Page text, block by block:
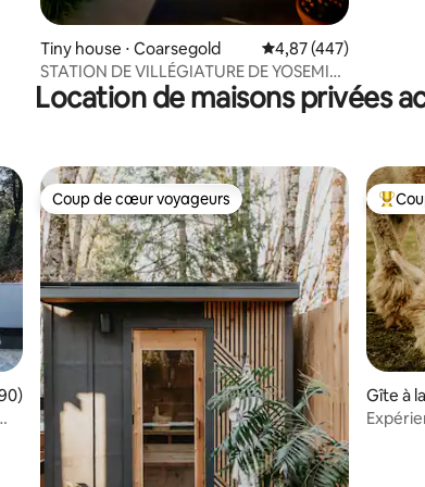
Tiny house ⋅ Coarsegold Évaluation moyenne
4,87 (447)
STATION DE VILLÉGIATURE DE YOSEMITE
SOUTH GATE
Location de maisons privées
moyenne sur la base de 190 commentaires : 4,98 sur 5
Coup de cœur voyageurs
Coup de cœur voyageurs
Gîte à